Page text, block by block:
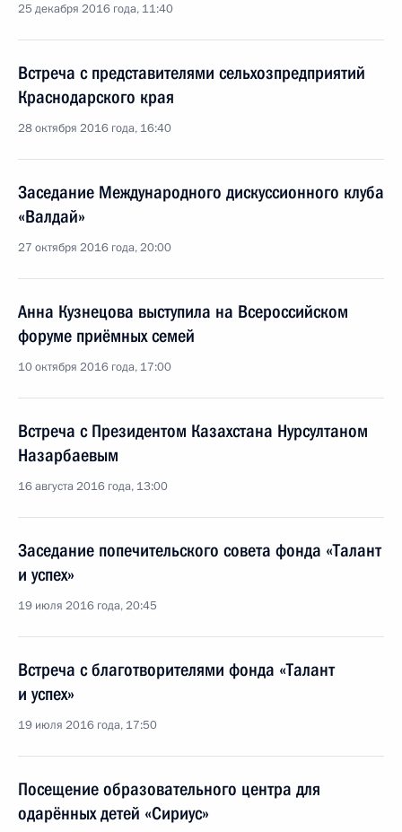
25 декабря 2016 года, 11:40
Встреча с представителями сельхозпредприятий
Краснодарского края
28 октября 2016 года, 16:40
Заседание Международного дискуссионного клуба
«Валдай»
27 октября 2016 года, 20:00
Анна Кузнецова выступила на Всероссийском
форуме приёмных семей
10 октября 2016 года, 17:00
Встреча с Президентом Казахстана Нурсултаном
Назарбаевым
16 августа 2016 года, 13:00
Заседание попечительского совета фонда «Талант
и успех»
19 июля 2016 года, 20:45
Встреча с благотворителями фонда «Талант
и успех»
19 июля 2016 года, 17:50
Посещение образовательного центра для
одарённых детей «Сириус»